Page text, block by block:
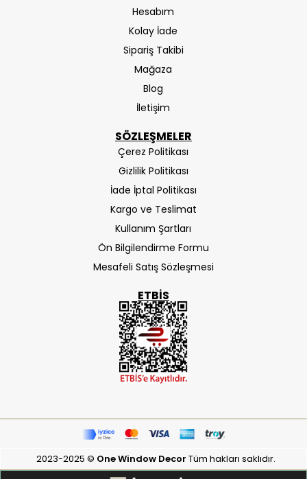
Hesabım
Kolay İade
Sipariş Takibi
Mağaza
Blog
İletişim
SÖZLEŞMELER
Çerez Politikası
Gizlilik Politikası
İade İptal Politikası
Kargo ve Teslimat
Kullanım Şartları
Ön Bilgilendirme Formu
Mesafeli Satış Sözleşmesi
ETBIS
2023-2025 © One Window Decor Tüm hakları saklıdır.